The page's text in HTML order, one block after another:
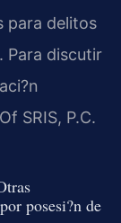
para delitos
Para discutir
SRIS, P.C.
posesi?n de